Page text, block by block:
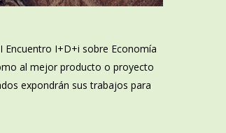
Encuentro I+D+i sobre Economía
al mejor producto o proyecto
expondrán sus trabajos para